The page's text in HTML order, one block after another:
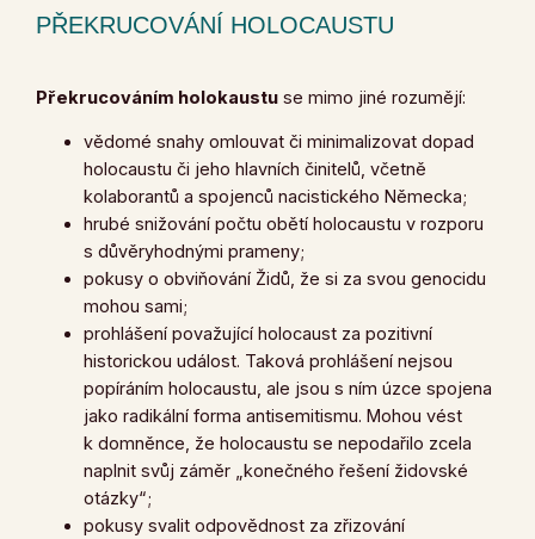
PŘEKRUCOVÁNÍ HOLOCAUSTU
Překrucováním holokaustu se mimo jiné rozumějí:
vědomé snahy omlouvat či minimalizovat dopad
holocaustu či jeho hlavních činitelů, včetně
kolaborantů a spojenců nacistického Německa;
hrubé snižování počtu obětí holocaustu v rozporu
s důvěryhodnými prameny;
pokusy o obviňování Židů, že si za svou genocidu
mohou sami;
prohlášení považující holocaust za pozitivní
historickou událost. Taková prohlášení nejsou
popíráním holocaustu, ale jsou s ním úzce spojena
jako radikální forma antisemitismu. Mohou vést
k domněnce, že holocaustu se nepodařilo zcela
naplnit svůj záměr „konečného řešení židovské
otázky“;
pokusy svalit odpovědnost za zřizování